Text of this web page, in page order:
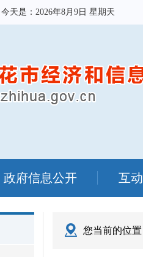
今天是： 2026年8月9日 星期天
政府信息公开 互
您当前的位